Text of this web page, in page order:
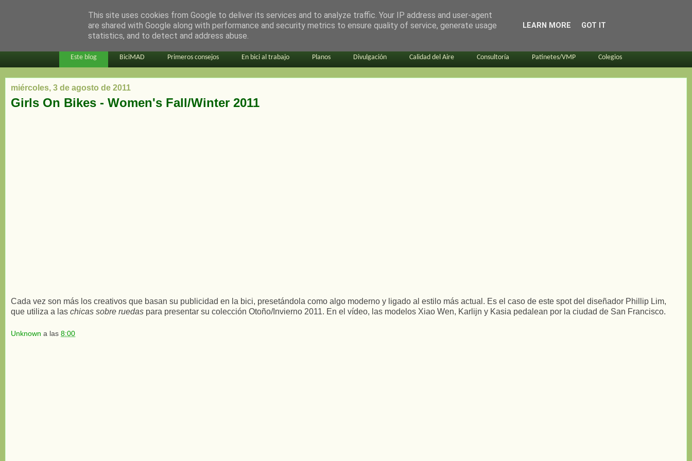
en bici por madrid
Este blog BiciMAD Primeros consejos En bici al trabajo Planos Divulgación Calidad del Aire Consultoría Patinetes/VMP Colegios
miércoles, 3 de agosto de 2011
Girls On Bikes - Women's Fall/Winter 2011
Cada vez son más los creativos que basan su publicidad en la bici, presetándola como algo moderno y ligado al estilo más actual. Es el caso de este spot del diseñador Phillip Lim,
que utiliza a las chicas sobre ruedas para presentar su colección Otoño/Invierno 2011. En el vídeo, las modelos Xiao Wen, Karlijn y Kasia pedalean por la ciudad de San Francisco.
Unknown a las 8:00
This site uses cookies from Google to deliver its services and to analyze traffic. Your IP address and user-agent
are shared with Google along with performance and security metrics to ensure quality of service, generate usage
statistics, and to detect and address abuse.
LEARN MORE GOT IT